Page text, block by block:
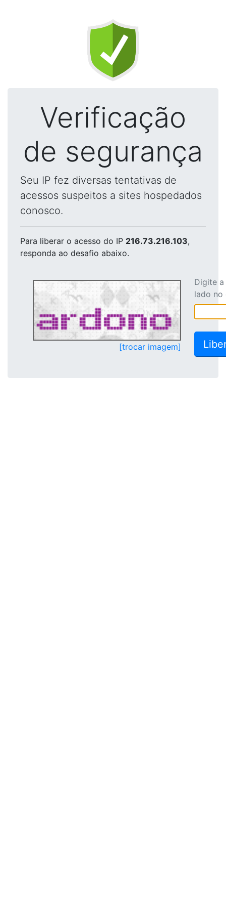
Verificação
de segurança
Seu IP fez diversas tentativas de
acessos suspeitos a sites hospedados
conosco.
Para liberar o acesso do IP 216.73.216.103,
responda ao desafio abaixo.
[trocar imagem]
Digite
lado no